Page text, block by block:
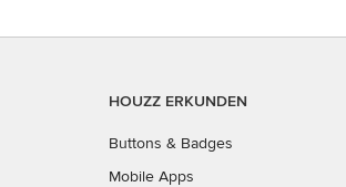
HOUZZ ERKUNDEN
Buttons & Badges
Mobile Apps